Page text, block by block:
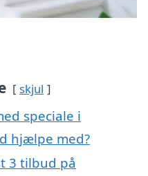
skjul
speciale i
hjælpe med?
3 tilbud på